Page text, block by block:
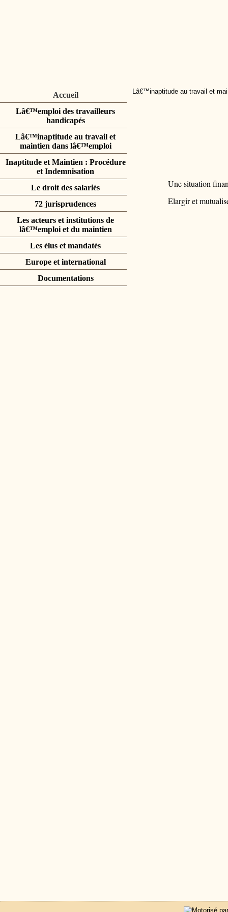
Accueil
Lâ€™emploi des travailleurs
handicapés
Lâ€™inaptitude au travail et
maintien dans lâ€™emploi
Inaptitude et Maintien : Procédure
et Indemnisation
Le droit des salariés
72 jurisprudences
Les acteurs et institutions de
lâ€™emploi et du maintien
Les élus et mandatés
Europe et international
Documentations
Lâ€™inaptitude au travail et
Une situation
Elargir et